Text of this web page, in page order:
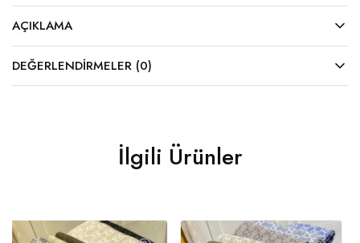
AÇIKLAMA
DEĞERLENDIRMELER (0)
İlgili Ürünler